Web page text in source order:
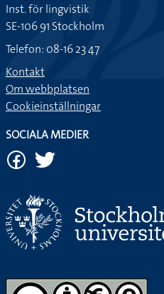
Inst. för lingvistik
SE-106 91 Stockholm
Telefon: 08-16 23 47
Kontakt
Om webbplatsen
Cookieinställningar
SOCIALA MEDIER